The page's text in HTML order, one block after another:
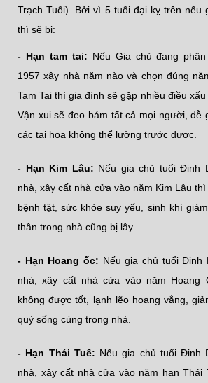
Trạch Tuổi). Bởi vì 5 tuổi đại kỵ trên nếu
thì sẽ bị:
- Hạn tam tai: Nếu Gia chủ đang
1957 xây nhà năm nào và chọn đúng
Tam Tai thì gia đình sẽ gặp nhiều điều xấu
Vận xui sẽ đeo bám tất cả mọi người, dễ
các tai họa không thể lường trước được.
- Hạn Kim Lâu: Nếu gia chủ tuổi Đinh
nhà, xây cất nhà cửa vào năm Kim Lâu
bệnh tật, sức khỏe suy yếu, sinh khí
thân trong nhà cũng bị lây.
- Hạn Hoang ốc: Nếu gia chủ tuổi Đinh
nhà, xây cất nhà cửa vào năm Hoang
không được tốt, lạnh lẽo hoang vắng,
quỷ sống cùng trong nhà.
- Hạn Thái Tuế: Nếu gia chủ tuổi Đinh
nhà, xây cất nhà cửa vào năm hạn Thái